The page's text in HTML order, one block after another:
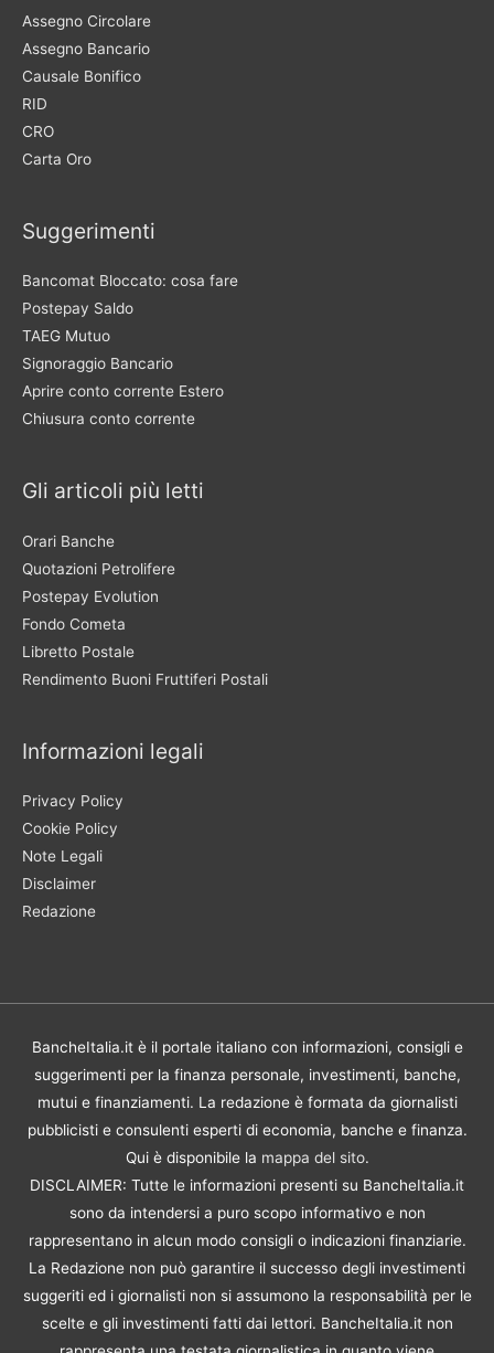
Assegno Circolare
Assegno Bancario
Causale Bonifico
RID
CRO
Carta Oro
Suggerimenti
Bancomat Bloccato: cosa fare
Postepay Saldo
TAEG Mutuo
Signoraggio Bancario
Aprire conto corrente Estero
Chiusura conto corrente
Gli articoli più letti
Orari Banche
Quotazioni Petrolifere
Postepay Evolution
Fondo Cometa
Libretto Postale
Rendimento Buoni Fruttiferi Postali
Informazioni legali
Privacy Policy
Cookie Policy
Note Legali
Disclaimer
Redazione
BancheItalia.it è il portale italiano con informazioni, consigli e
suggerimenti per la finanza personale, investimenti, banche,
mutui e finanziamenti. La redazione è formata da giornalisti
pubblicisti e consulenti esperti di economia, banche e finanza.
Qui è disponibile la mappa del sito.
DISCLAIMER: Tutte le informazioni presenti su BancheItalia.it
sono da intendersi a puro scopo informativo e non
rappresentano in alcun modo consigli o indicazioni finanziarie.
La Redazione non può garantire il successo degli investimenti
suggeriti ed i giornalisti non si assumono la responsabilità per le
scelte e gli investimenti fatti dai lettori. BancheItalia.it non